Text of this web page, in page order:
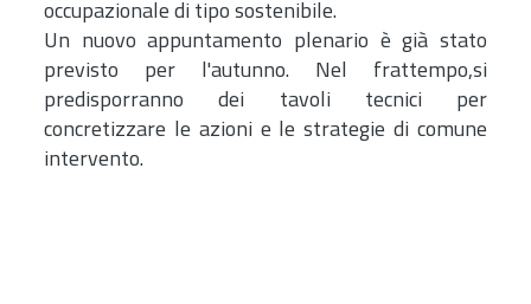
occupazionale di tipo sostenibile.
Un nuovo appuntamento plenario è già stato
previsto per l'autunno. Nel frattempo,si
predisporranno dei tavoli tecnici per
concretizzare le azioni e le strategie di comune
intervento.